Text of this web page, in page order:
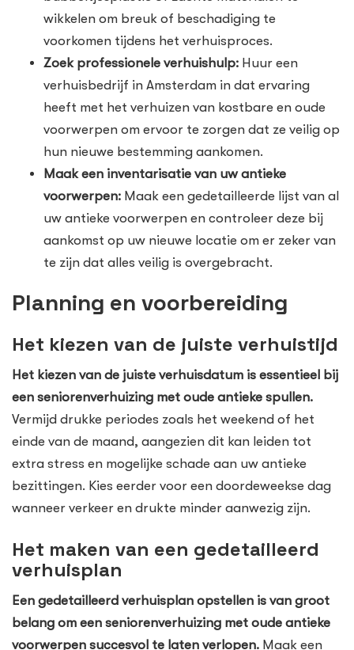
wikkelen om breuk of beschadiging te
voorkomen tijdens het verhuisproces.
Zoek professionele verhuishulp: Huur een
verhuisbedrijf in Amsterdam in dat ervaring
heeft met het verhuizen van kostbare en oude
voorwerpen om ervoor te zorgen dat ze veilig op
hun nieuwe bestemming aankomen.
Maak een inventarisatie van uw antieke
voorwerpen: Maak een gedetailleerde lijst van al
uw antieke voorwerpen en controleer deze bij
aankomst op uw nieuwe locatie om er zeker van
te zijn dat alles veilig is overgebracht.
Planning en voorbereiding
Het kiezen van de juiste verhuistijd
Het kiezen van de juiste verhuisdatum is essentieel bij
een seniorenverhuizing met oude antieke spullen.
Vermijd drukke periodes zoals het weekend of het
einde van de maand, aangezien dit kan leiden tot
extra stress en mogelijke schade aan uw antieke
bezittingen. Kies eerder voor een doordeweekse dag
wanneer verkeer en drukte minder aanwezig zijn.
Het maken van een gedetailleerd
verhuisplan
Een gedetailleerd verhuisplan opstellen is van groot
belang om een seniorenverhuizing met oude antieke
voorwerpen succesvol te laten verlopen. Maak een